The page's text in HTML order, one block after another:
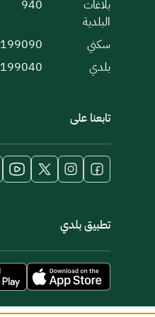
بلاغات
البلدية
940
سكني
199090
بلدي
199040
تابعنا على
تطبيق بلدي